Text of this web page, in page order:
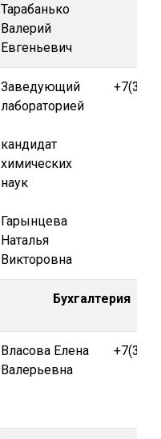
Тарабанько
Валерий
Евгеньевич
Заведующий
лабораторией
кандидат
химических
наук
Гарынцева
Наталья
Викторовна
Бухгалтерия
Власова Елена
Валерьевна